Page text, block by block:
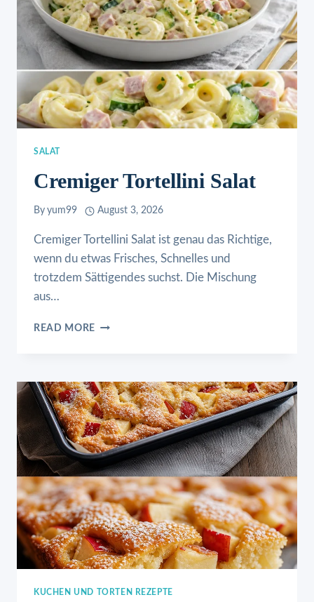
SALAT
Cremiger Tortellini Salat
By yum99 August 3, 2026
Cremiger Tortellini Salat ist genau das Richtige,
wenn du etwas Frisches, Schnelles und
trotzdem Sättigendes suchst. Die Mischung
aus…
READ MORE CREMIGER
KUCHEN UND TORTEN REZEPTE